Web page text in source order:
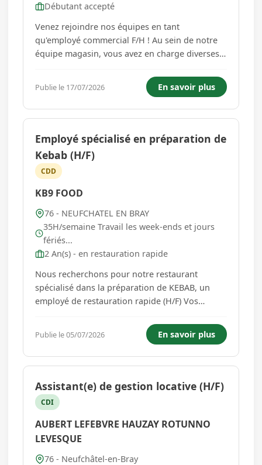
Débutant accepté
Venez rejoindre nos équipes en tant
qu'employé commercial F/H ! Au sein de notre
équipe magasin, vous avez en charge diverses
en rayon, la cuisson du pain, la tenue du point
de vente et certaines tâches administratives.
Vous faites preuve de d...
Publie le 17/07/2026 En savoir plus
Employé spécialisé en préparation de
Kebab (H/F)
CDD
KB9 FOOD
76 - NEUFCHATEL EN BRAY
35H/semaine Travail les week-ends et jours
fériés...
2 An(s) - en restauration rapide
Nous recherchons pour notre restaurant
spécialisé dans la préparation de KEBAB, un
employé de restauration rapide (H/F) Vos
plats selon les recettes et les standards de
qualité du restaurant. Accueil et ...
Publie le 05/07/2026 En savoir plus
Assistant(e) de gestion locative (H/F)
CDI
AUBERT LEFEBVRE HAUZAY ROTUNNO
LEVESQUE
76 - Neufchâtel-en-Bray